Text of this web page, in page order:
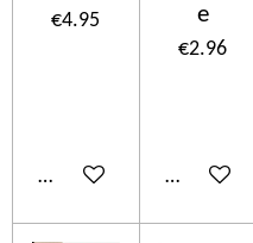
€4.95
Add to cart
e
€2.96
Add to cart